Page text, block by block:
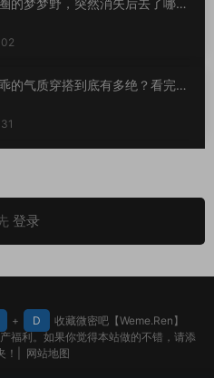
的梦梦野，突然消失后去了哪
的气质穿搭到底有多绝？看完想
登录
+ D
收藏微密吧【Weme.Ren】
福利。如果你觉得本站做的不错，请添
！| 网站地图